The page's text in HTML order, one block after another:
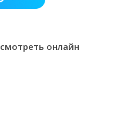
смотреть онлайн